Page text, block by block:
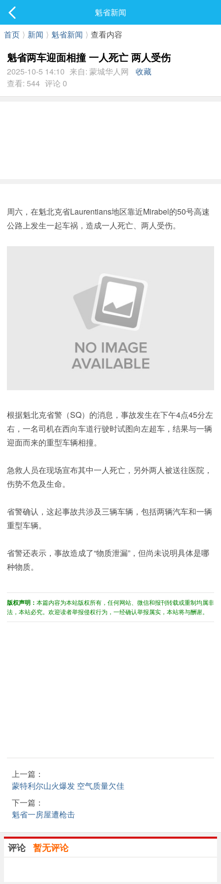
最新发表
魁省新闻
首页 ⟩ 新闻 ⟩ 魁省新闻 ⟩ 查看内容
魁省两车迎面相撞 一人死亡 两人受伤
2025-10-5 14:10 来自: 蒙城华人网
收藏
查看: 544 评论 0
周六，在魁北克省Laurentians地区靠近Mirabel的50号高速
公路上发生一起车祸，造成一人死亡、两人受伤。
根据魁北克省警（SQ）的消息，事故发生在下午4点45分左
右，一名司机在西向车道行驶时试图向左超车，结果与一辆
迎面而来的重型车辆相撞。
急救人员在现场宣布其中一人死亡，另外两人被送往医院，
伤势不危及生命。
省警确认，这起事故共涉及三辆车辆，包括两辆汽车和一辆
重型车辆。
省警还表示，事故造成了“物质泄漏”，但尚未说明具体是哪
种物质。
版权声明： 本篇内容为本站版权所有，任何网站、微信和报刊转载或重制均属非
法，本站必究。欢迎读者举报侵权行为，一经确认举报属实，本站将与酬谢。
上一篇：
蒙特利尔山火爆发 空气质量欠佳
下一篇：
魁省一房屋遭枪击
评论 暂无评论